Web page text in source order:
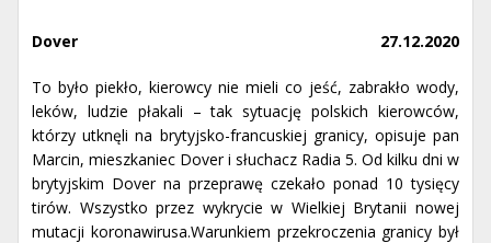
27.12.2020
Dover
To było piekło, kierowcy nie mieli co jeść, zabrakło wody,
leków, ludzie płakali – tak sytuację polskich kierowców,
którzy utknęli na brytyjsko-francuskiej granicy, opisuje pan
Marcin, mieszkaniec Dover i słuchacz Radia 5. Od kilku dni w
brytyjskim Dover na przeprawę czekało ponad 10 tysięcy
tirów. Wszystko przez wykrycie w Wielkiej Brytanii nowej
mutacji koronawirusa.Warunkiem przekroczenia granicy był